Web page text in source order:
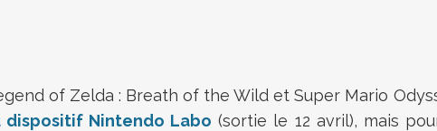
of Zelda : Breath of the Wild et Super Mario
Nintendo Labo (sortie le 12 avril), mais